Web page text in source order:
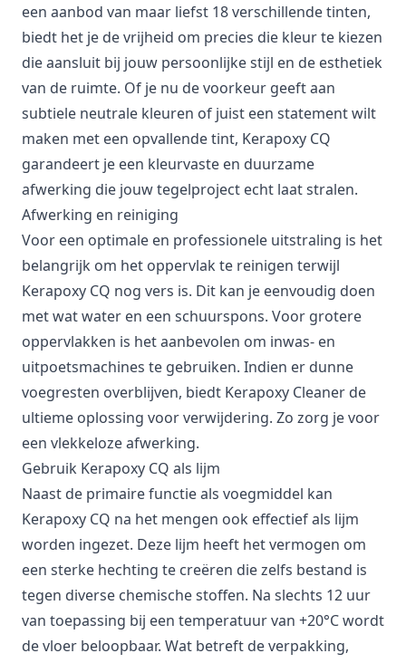
een aanbod van maar liefst 18 verschillende tinten,
biedt het je de vrijheid om precies die kleur te kiezen
die aansluit bij jouw persoonlijke stijl en de esthetiek
van de ruimte. Of je nu de voorkeur geeft aan
subtiele neutrale kleuren of juist een statement wilt
maken met een opvallende tint, Kerapoxy CQ
garandeert je een kleurvaste en duurzame
afwerking die jouw tegelproject echt laat stralen.
Afwerking en reiniging
Voor een optimale en professionele uitstraling is het
belangrijk om het oppervlak te reinigen terwijl
Kerapoxy CQ nog vers is. Dit kan je eenvoudig doen
met wat water en een schuurspons. Voor grotere
oppervlakken is het aanbevolen om inwas- en
uitpoetsmachines te gebruiken. Indien er dunne
voegresten overblijven, biedt Kerapoxy Cleaner de
ultieme oplossing voor verwijdering. Zo zorg je voor
een vlekkeloze afwerking.
Gebruik Kerapoxy CQ als lijm
Naast de primaire functie als voegmiddel kan
Kerapoxy CQ na het mengen ook effectief als lijm
worden ingezet. Deze lijm heeft het vermogen om
een sterke hechting te creëren die zelfs bestand is
tegen diverse chemische stoffen. Na slechts 12 uur
van toepassing bij een temperatuur van +20°C wordt
de vloer beloopbaar. Wat betreft de verpakking,